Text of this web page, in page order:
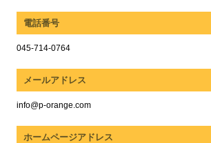
電話番号
045-714-0764
メールアドレス
info@p-orange.com
ホームページアドレス